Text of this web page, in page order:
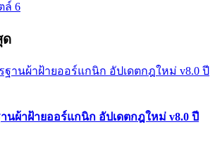
ล์ 6
ด
นผ้าฝ้ายออร์แกนิก อัปเดตกฎใหม่ v8.0 ปี